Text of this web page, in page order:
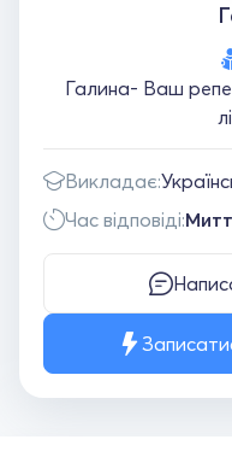
Галина- Ваш
Викладає:
Час відповіді: